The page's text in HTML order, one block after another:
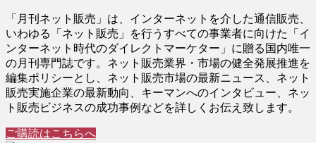
「月刊ネット販売」は、インターネットを介した通信販売、
いわゆる「ネット販売」を行うすべての事業者に向けた「イ
ンターネット時代のダイレクトマーケター」に贈る国内唯一
の月刊専門誌です。ネット販売業界・市場の健全発展推進を
編集ポリシーとし、ネット販売市場の最新ニュース、ネット
販売実施企業の最新動向、キーマンへのインタビュー、ネッ
ト販売ビジネスの成功事例などを詳しくお伝え致します。
ご購読はこちらへ